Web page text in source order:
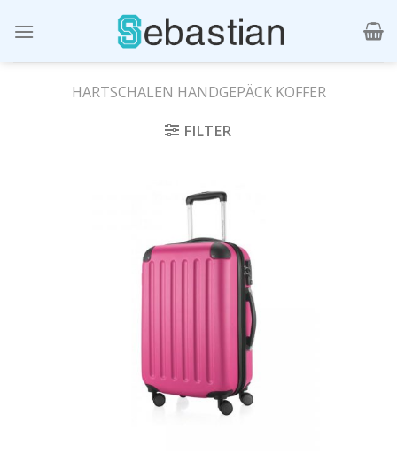
HARTSCHALEN HANDGEPÄCK KOFFER
FILTER